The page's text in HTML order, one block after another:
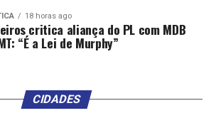
18 horas ago
critica aliança do PL com MDB
“É a Lei de Murphy”
CIDADES